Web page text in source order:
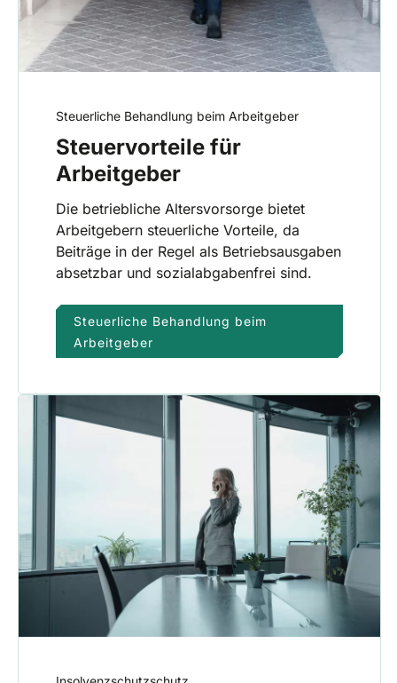
Steuerliche Behandlung beim Arbeitgeber
Steuervorteile für
Arbeitgeber
Die betriebliche Altersvorsorge bietet
Arbeitgebern steuerliche Vorteile, da
Beiträge in der Regel als Betriebsausgaben
absetzbar und sozialabgabenfrei sind.
Steuerliche Behandlung beim
Arbeitgeber